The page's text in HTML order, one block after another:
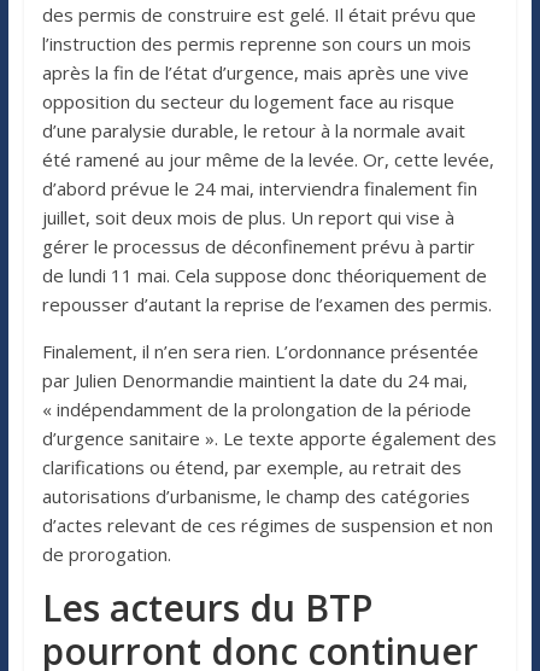
des permis de construire est gelé. Il était prévu que
l’instruction des permis reprenne son cours un mois
après la fin de l’état d’urgence, mais après une vive
opposition du secteur du logement face au risque
d’une paralysie durable, le retour à la normale avait
été ramené au jour même de la levée. Or, cette levée,
d’abord prévue le 24 mai, interviendra finalement fin
juillet, soit deux mois de plus. Un report qui vise à
gérer le processus de déconfinement prévu à partir
de lundi 11 mai. Cela suppose donc théoriquement de
repousser d’autant la reprise de l’examen des permis.
Finalement, il n’en sera rien. L’ordonnance présentée
par Julien Denormandie maintient la date du 24 mai,
« indépendamment de la prolongation de la période
d’urgence sanitaire ». Le texte apporte également des
clarifications ou étend, par exemple, au retrait des
autorisations d’urbanisme, le champ des catégories
d’actes relevant de ces régimes de suspension et non
de prorogation.
Les acteurs du BTP
pourront donc continuer